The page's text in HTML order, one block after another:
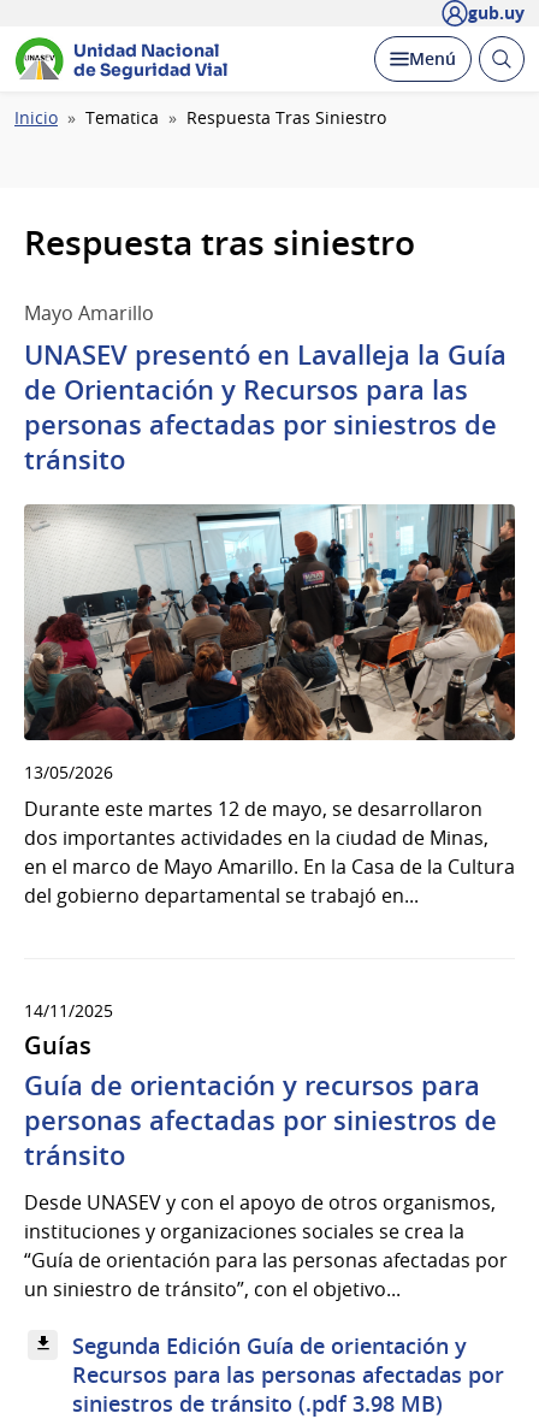
gub.uy
Unidad Nacional
de Seguridad Vial
Desplegar
Menú Abrir
Ruta
Inicio Tematica Respuesta Tras Siniestro
Respuesta tras siniestro
Mayo Amarillo
UNASEV presentó en Lavalleja la Guía
de Orientación y Recursos para las
personas afectadas por siniestros de
tránsito
13/05/2026
Durante este martes 12 de mayo, se desarrollaron
dos importantes actividades en la ciudad de Minas,
en el marco de Mayo Amarillo. En la Casa de la Cultura
del gobierno departamental se trabajó en...
14/11/2025
Guías
Guía de orientación y recursos para
personas afectadas por siniestros de
tránsito
Desde UNASEV y con el apoyo de otros organismos,
instituciones y organizaciones sociales se crea la
“Guía de orientación para las personas afectadas por
un siniestro de tránsito”, con el objetivo...
Segunda Edición Guía de orientación y
Recursos para las personas afectadas por
siniestros de tránsito (.pdf 3.98 MB)